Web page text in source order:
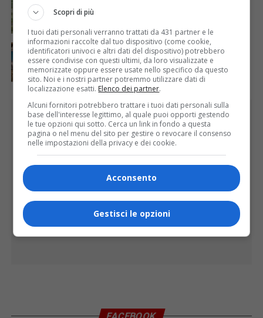
Siccità, Gattinara chiede il riconoscimento dello
stato di calamità naturale
ATTUALITÀ 5 giorni fa
Concluso il Master Gessi Summer Excellence 2026
PUBBLICITÀ
FACEBOOK
Scopri di più
I tuoi dati personali verranno trattati da 431 partner e le
informazioni raccolte dal tuo dispositivo (come cookie,
identificatori univoci e altri dati del dispositivo) potrebbero
essere condivise con questi ultimi, da loro visualizzate e
memorizzate oppure essere usate nello specifico da questo
sito. Noi e i nostri partner potremmo utilizzare dati di
localizzazione esatti. Elenco dei partner.
Alcuni fornitori potrebbero trattare i tuoi dati personali sulla
base dell'interesse legittimo, al quale puoi opporti gestendo
le tue opzioni qui sotto. Cerca un link in fondo a questa
pagina o nel menu del sito per gestire o revocare il consenso
nelle impostazioni della privacy e dei cookie.
Acconsento
Gestisci le opzioni